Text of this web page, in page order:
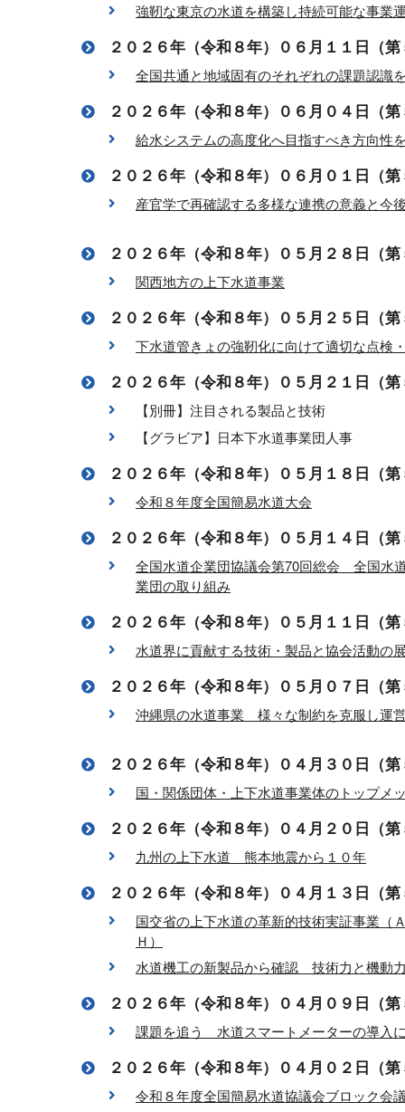
強靭な東京の水道を構築し持続可能な事業
２０２６年（令和８年）０６月１１日（
全国共通と地域固有のそれぞれの課題認識
２０２６年（令和８年）０６月０４日（
給水システムの高度化へ目指すべき方向性
２０２６年（令和８年）０６月０１日（
産官学で再確認する多様な連携の意義と今
２０２６年（令和８年）０５月２８日（
関西地方の上下水道事業
２０２６年（令和８年）０５月２５日（
下水道管きょの強靭化に向けて適切な点検
２０２６年（令和８年）０５月２１日（
【別冊】注目される製品と技術
【グラビア】日本下水道事業団人事
２０２６年（令和８年）０５月１８日（
令和８年度全国簡易水道大会
２０２６年（令和８年）０５月１４日（
全国水道企業団協議会第70回総会 全国水
業団の取り組み
２０２６年（令和８年）０５月１１日（
水道界に貢献する技術・製品と協会活動の
２０２６年（令和８年）０５月０７日（
沖縄県の水道事業 様々な制約を克服し運
２０２６年（令和８年）０４月３０日（
国・関係団体・上下水道事業体のトップメ
２０２６年（令和８年）０４月２０日（
九州の上下水道 熊本地震から１０年
２０２６年（令和８年）０４月１３日（
国交省の上下水道の革新的技術実証事業
Ｈ）
水道機工の新製品から確認 技術力と機動
２０２６年（令和８年）０４月０９日（
課題を追う 水道スマートメーターの導入
２０２６年（令和８年）０４月０２日（
令和８年度全国簡易水道協議会ブロック会